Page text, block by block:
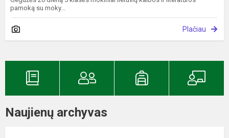
pamoką su moky...
Plačiau
Naujienų archyvas